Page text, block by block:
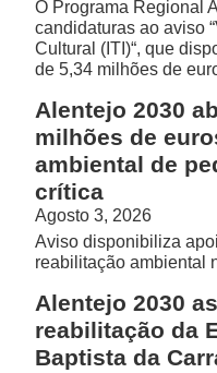
O Programa Regional
candidaturas ao aviso
Cultural (ITI)“, que
de 5,34 milhões de
Alentejo 2030
milhões de
ambiental de
crítica
Agosto 3, 2026
Aviso disponibiliza
reabilitação ambiental
Alentejo 2030
reabilitação da
Baptista da